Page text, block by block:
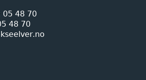
laksefisket for 2026
05 48 70
48 70